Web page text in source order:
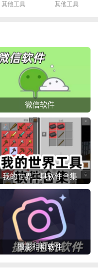
其他工具 其他工具
微信软件
我的世界工具软件合集
摄影相机软件